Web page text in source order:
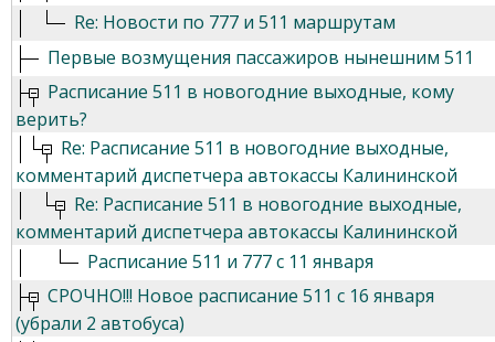
Re: Новости по 777 и 511 маршрутам
Первые возмущения пассажиров нынешним 511
Расписание 511 в новогодние выходные, кому
верить?
Re: Расписание 511 в новогодние выходные,
комментарий диспетчера автокассы Калининской
Re: Расписание 511 в новогодние выходные,
комментарий диспетчера автокассы Калининской
Расписание 511 и 777 с 11 января
СРОЧНО!!! Новое расписание 511 с 16 января
(убрали 2 автобуса)